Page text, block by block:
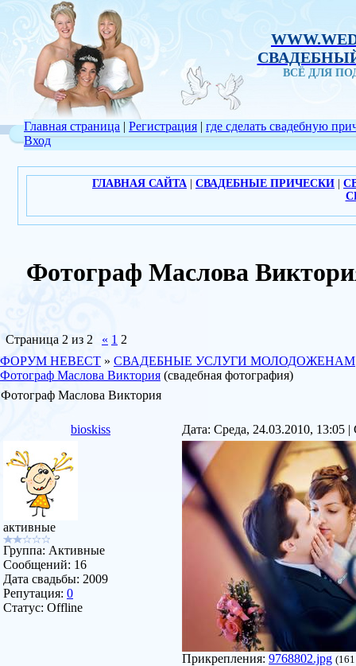
ВСЁ ДЛЯ
Главная страница | Регистрация |
Вход
где сделать свадебную
ГЛАВНАЯ САЙТА СВАДЕБНЫЕ ПРИЧЕСКИ
Фотограф Маслова
Страница 2 из 2 « 1 2
ФОРУМ НЕВЕСТ » СВАДЕБНЫЕ УСЛУГИ МОЛОДОЖЕНАМ
Фотограф Маслова Виктория (свадебная фотография)
Фотограф Маслова Виктория
bioskiss Дата: Среда, 24.03.2010, 13:05
активные
Группа: Активные
Сообщений: 16
Дата свадьбы: 2009
Репутация: 0
Статус: Offline
Прикрепления: 9768802.jpg